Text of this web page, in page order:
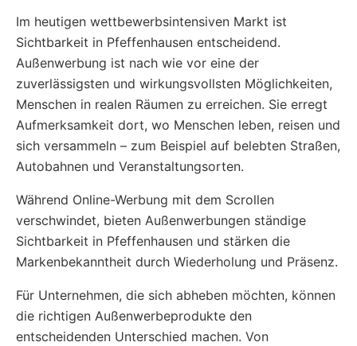
Im heutigen wettbewerbsintensiven Markt ist
Sichtbarkeit in Pfeffenhausen entscheidend.
Außenwerbung ist nach wie vor eine der
zuverlässigsten und wirkungsvollsten Möglichkeiten,
Menschen in realen Räumen zu erreichen. Sie erregt
Aufmerksamkeit dort, wo Menschen leben, reisen und
sich versammeln – zum Beispiel auf belebten Straßen,
Autobahnen und Veranstaltungsorten.
Während Online-Werbung mit dem Scrollen
verschwindet, bieten Außenwerbungen ständige
Sichtbarkeit in Pfeffenhausen und stärken die
Markenbekanntheit durch Wiederholung und Präsenz.
Für Unternehmen, die sich abheben möchten, können
die richtigen Außenwerbeprodukte den
entscheidenden Unterschied machen. Von